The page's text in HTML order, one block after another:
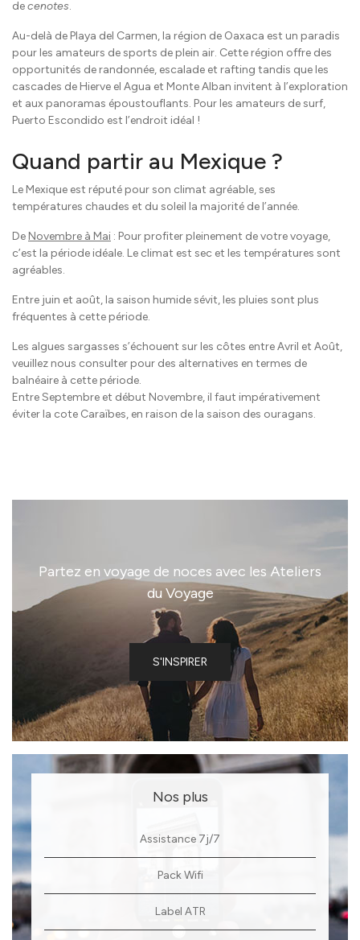
decenotes.
Au-delà de Playa del Carmen, la région de Oaxaca est un paradis
pour les amateurs de sports de plein air. Cette région offre des
opportunités de randonnée, escalade et rafting tandis que les
cascades de Hierve el Agua et Monte Alban invitent à l’exploration
et aux panoramas époustouflants. Pour les amateurs de surf,
Puerto Escondido est l’endroit idéal !
Quand partir au Mexique ?
Le Mexique est réputé pour son climat agréable, ses
températures chaudes et du soleil la majorité de l’année.
De Novembre à Mai : Pour profiter pleinement de votre voyage,
c’est la période idéale. Le climat est sec et les températures sont
agréables.
Entre juin et août, la saison humide sévit, les pluies sont plus
fréquentes à cette période.
Les algues sargasses s’échouent sur les côtes entre Avril et Août,
veuillez nous consulter pour des alternatives en termes de
balnéaire à cette période.
Entre Septembre et début Novembre, il faut impérativement
éviter la cote Caraïbes, en raison de la saison des ouragans.
Partez en voyage de noces avec les Ateliers
du Voyage
S'INSPIRER
Nos plus
Assistance 7j/7
Pack Wifi
Label ATR